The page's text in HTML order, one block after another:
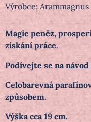
Výrobce: Arammagnus
Magie peněz,
získání práce.
Podívejte se na
Celobarevná
způsobem.
Výška cca 19 cm.